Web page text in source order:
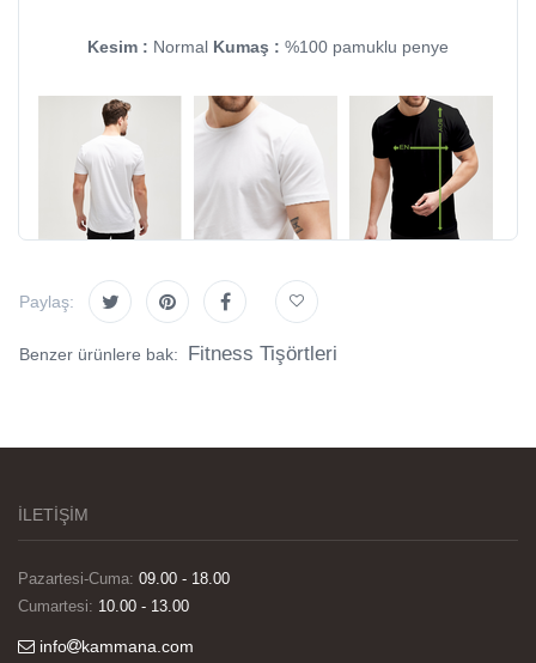
Kesim : Normal Kumaş : %100 pamuklu penye
Paylaş:
Benzer ürünlere bak: Fitness Tişörtleri
İLETİŞİM
Pazartesi-Cuma: 09.00 - 18.00
Cumartesi: 10.00 - 13.00
info kammana.com